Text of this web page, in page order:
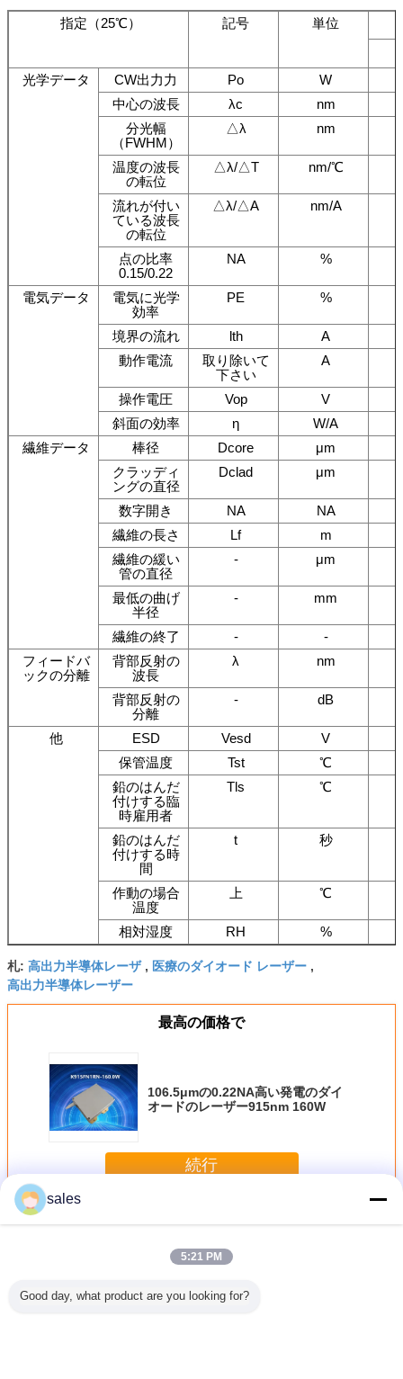
指定（25℃） 記号
単位
光学データ
CW出力力 Po
W
中心の波長
λc
nm
分光幅
（FWHM）
△λ nm
温度の波長
の転位
△λ/△T nm/℃
流れが付い
ている波長
の転位
△λ/△A nm/A
点の比率
0.15/0.22
NA %
電気データ
電気に光学
効率
PE %
境界の流れ lth
A
動作電流
取り除いて
下さい
A
操作電圧 Vop
V
斜面の効率
η
W/A
繊維データ
棒径 Dcore
μm
クラッディ
ングの直径
Dclad μm
数字開き NA
NA
繊維の長さ
Lf
m
繊維の緩い
管の直径
- μm
最低の曲げ
半径
- mm
繊維の終了 -
-
フィードバ
ックの分離
背部反射の
波長
λ nm
背部反射の
分離
- dB
他 ESD Vesd
V
保管温度
Tst
℃
鉛のはんだ
付けする臨
時雇用者
Tls ℃
鉛のはんだ
付けする時
間
t 秒
作動の場合
温度
上 ℃
相対湿度 RH %
札: 高出力半導体レーザ, 医療のダイオード レーザー ,
高出力半導体レーザー
最高の価格で
106.5μmの0.22NA高い発電のダイ
オードのレーザー915nm 160W
続行
多く高出力半導体レーザー
sales
5:21 PM
Good day, what product are you looking for?